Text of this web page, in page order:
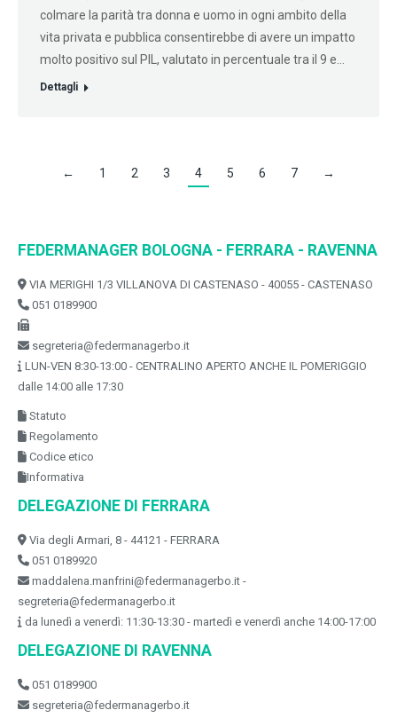
colmare la parità tra donna e uomo in ogni ambito della
vita privata e pubblica consentirebbe di avere un impatto
molto positivo sul PIL, valutato in percentuale tra il 9 e…
Dettagli
← 1 2 3 4 5 6 7 →
FEDERMANAGER BOLOGNA - FERRARA - RAVENNA
VIA MERIGHI 1/3 VILLANOVA DI CASTENASO - 40055 - CASTENASO
051 0189900
segreteria@federmanagerbo.it
LUN-VEN 8:30-13:00 - CENTRALINO APERTO ANCHE IL POMERIGGIO
dalle 14:00 alle 17:30
Statuto
Regolamento
Codice etico
Informativa
DELEGAZIONE DI FERRARA
Via degli Armari, 8 - 44121 - FERRARA
051 0189920
maddalena.manfrini@federmanagerbo.it -
segreteria@federmanagerbo.it
da lunedì a venerdì: 11:30-13:30 - martedì e venerdì anche 14:00-17:00
DELEGAZIONE DI RAVENNA
051 0189900
segreteria@federmanagerbo.it